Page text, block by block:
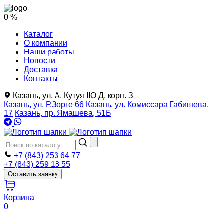
0 %
Каталог
О компании
Наши работы
Новости
Доставка
Контакты
Казань, ул. А. Кутуя IIO Д, корп. З
Казань, ул. Р.Зорге 66 Казань, ул. Комиссара Габишева,
17 Казань, пр. Ямашева, 51Б
+7 (843) 253 64 77
+7 (843) 259 18 55
Оставить заявку
Корзина
0